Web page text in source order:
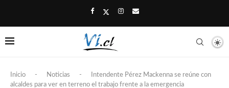
Inicio - Noticias -
Intendente Pérez Mackenna se reúne con
alcaldes para ver en terreno el trabajo frente a la emergencia